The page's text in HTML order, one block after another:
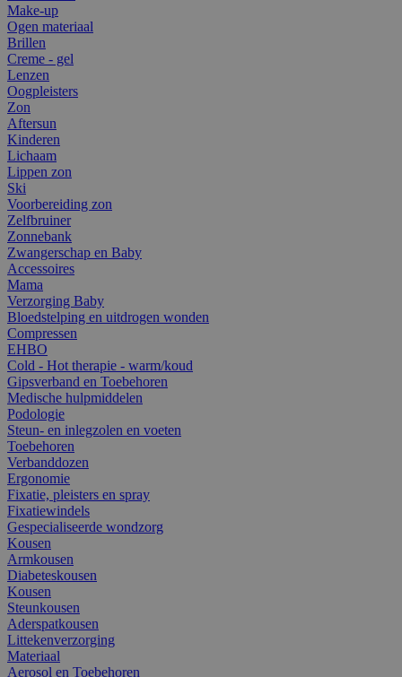
Make-up
Ogen materiaal
Brillen
Creme - gel
Lenzen
Oogpleisters
Zon
Aftersun
Kinderen
Lichaam
Lippen zon
Ski
Voorbereiding zon
Zelfbruiner
Zonnebank
Zwangerschap en Baby
Accessoires
Mama
Verzorging Baby
Bloedstelping en uitdrogen wonden
Compressen
EHBO
Cold - Hot therapie - warm/koud
Gipsverband en Toebehoren
Medische hulpmiddelen
Podologie
Steun- en inlegzolen en voeten
Toebehoren
Verbanddozen
Ergonomie
Fixatie, pleisters en spray
Fixatiewindels
Gespecialiseerde wondzorg
Kousen
Armkousen
Diabeteskousen
Kousen
Steunkousen
Aderspatkousen
Littekenverzorging
Materiaal
Aerosol en Toebehoren